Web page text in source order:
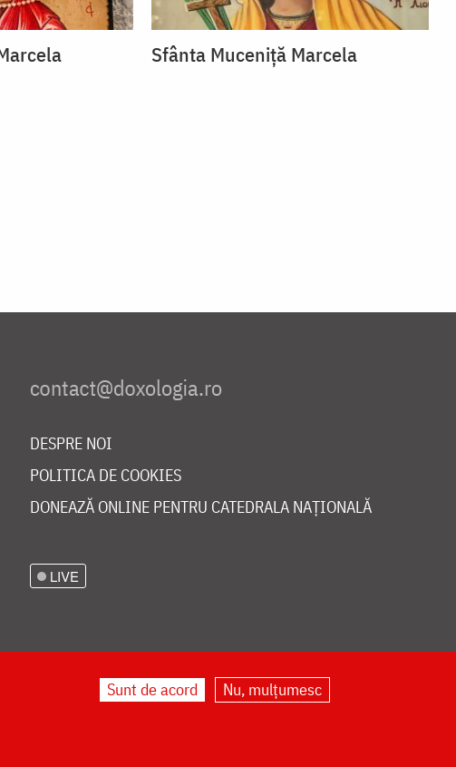
Sfânta Muceniță Marcela
DESPRE NOI
POLITICA DE COOKIES
DONEAZĂ ONLINE PENTRU CATEDRALA NAȚIONALĂ
LIVE
Sunt de acord Nu, mulțumesc